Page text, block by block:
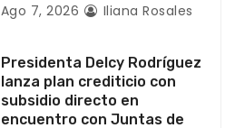
Ago 7, 2026 Iliana Rosales
Presidenta Delcy Rodríguez
lanza plan crediticio con
subsidio directo en
encuentro con Juntas de